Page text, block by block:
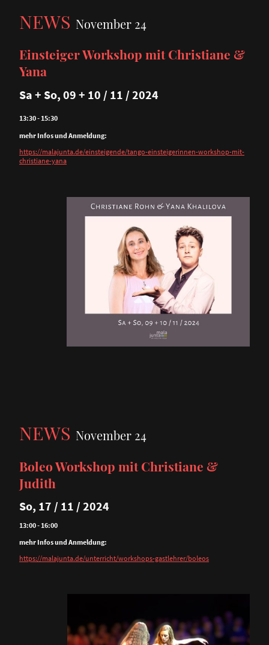
NEWS November 24
Einsteiger Workshop mit Christiane &
Yana
Sa + So, 09 + 10 / 11 / 2024
13:30 - 15:30
mehr Infos und Anmeldung:
https://malajunta.de/einsteigende/tango-einsteigerinnen-workshop-mit-
christiane-yana
NEWS November 24
Boleo Workshop mit Christiane &
Judith
So, 17 / 11 / 2024
13:00 - 16:00
mehr Infos und Anmeldung:
https://malajunta.de/unterricht/workshops-gastlehrer/boleos